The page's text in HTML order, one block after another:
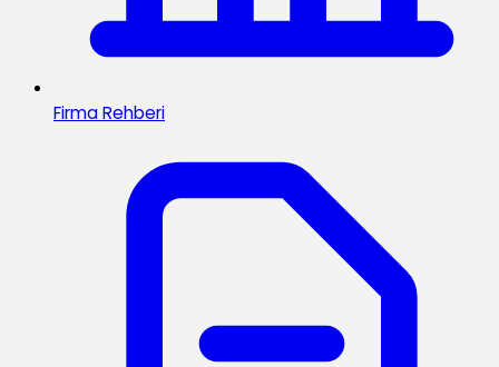
Firma Rehberi